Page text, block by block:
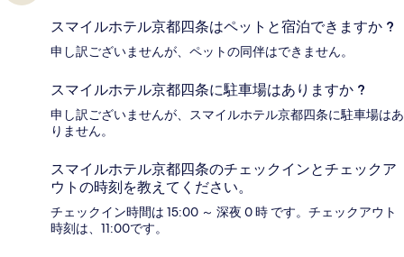
スマイルホテル京都四条はペットと宿泊できますか ?
申し訳ございませんが、ペットの同伴はできません。
スマイルホテル京都四条に駐車場はありますか ?
申し訳ございませんが、スマイルホテル京都四条に駐車場はあ
りません。
スマイルホテル京都四条のチェックインとチェックア
ウトの時刻を教えてください。
チェックイン時間は 15:00 ～ 深夜 0 時 です。チェックアウト
時刻は、11:00です。